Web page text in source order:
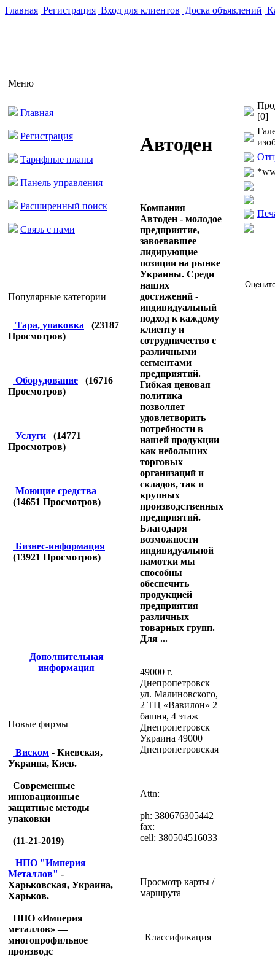
Главная Регистрация Вход для клиентов Доска объявлений
Меню
Главная
Регистрация
Тарифные планы
Панель управления
Расширенный поиск
Связь с нами
Популярные категории
Тара, упаковка (23187
Просмотров)
Оборудование (16716
Просмотров)
Услуги (14771
Просмотров)
Моющие средства
(14651 Просмотров)
Бизнес-информация
(13921 Просмотров)
Дополнительная
информация
Новые фирмы
Виском - Киевская,
Украина, Киев.
Современные
инновационные
защитные методы
упаковки
(11-21-2019)
НПО "Империя
Металлов" -
Харьковская, Украина,
Харьков.
НПО «Империя
металлов» —
многопрофильное
производс
Автоден
Компания
Автоден - молодое
предприятие,
завоевавшее
лидирующие
позиции на рынке
Украины. Среди
наших
достижений -
индивидуальный
подход к каждому
клиенту и
сотрудничество с
различными
сегментами
предприятий.
Гибкая ценовая
политика
позволяет
удовлетворить
потребности в
нашей продукции
как небольших
торговых
организаций и
складов, так и
крупных
производственных
предприятий.
Благодаря
возможности
индивидуальной
намотки мы
способны
обеспечить
продукцией
предприятия
различных
товарных групп.
Для ...
49000 г.
Днепропетровск
ул. Малиновского,
2 ТЦ «Вавилон» 2
башня, 4 этаж
Днепропетровск
Украина 49000
Днепропетровская
Attn:
ph: 380676305442
fax:
cell: 380504516033
Просмотр карты /
маршрута
Классификация
[0]